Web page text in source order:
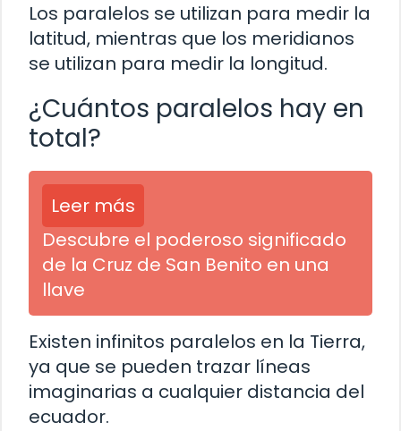
Los paralelos se utilizan para medir la
latitud, mientras que los meridianos
se utilizan para medir la longitud.
¿Cuántos paralelos hay en
total?
Leer más
Descubre el poderoso significado
de la Cruz de San Benito en una
llave
Existen infinitos paralelos en la Tierra,
ya que se pueden trazar líneas
imaginarias a cualquier distancia del
ecuador.